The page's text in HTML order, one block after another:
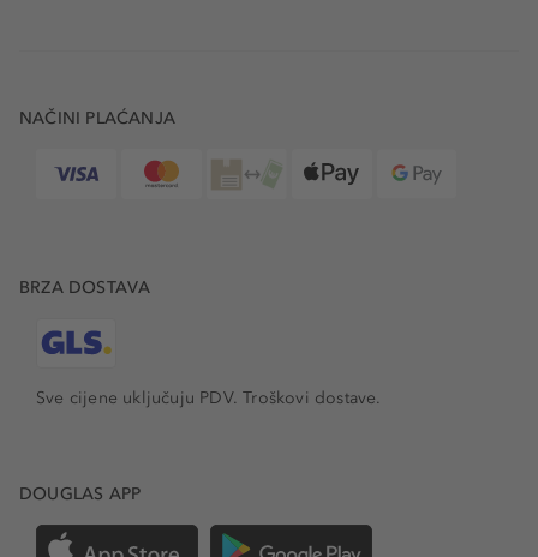
NAČINI PLAĆANJA
BRZA DOSTAVA
Sve cijene uključuju PDV.Troškovi dostave.
DOUGLAS APP